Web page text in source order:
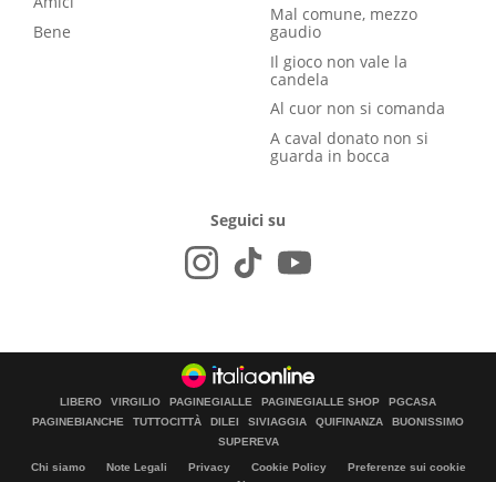
Bene
Mal comune, mezzo
gaudio
Il gioco non vale la
candela
Al cuor non si comanda
A caval donato non si
guarda in bocca
Seguici su
LIBERO VIRGILIO PAGINEGIALLE PAGINEGIALLE SHOP
PGCASA
PAGINEBIANCHE
TUTTOCITTÀ DILEI SIVIAGGIA QUIFINANZA
BUONISSIMO
SUPEREVA
Chi siamo Note Legali Privacy Cookie Policy
Preferenze sui cookie